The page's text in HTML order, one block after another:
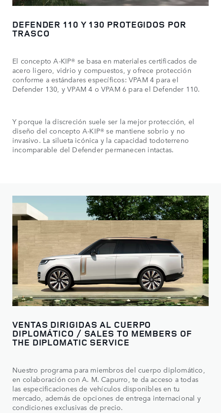
DEFENDER 110 Y 130 PROTEGIDOS POR
TRASCO
El concepto A-KIP® se basa en materiales certificados de
acero ligero, vidrio y compuestos, y ofrece protección
conforme a estándares específicos: VPAM 4 para el
Defender 130, y VPAM 4 o VPAM 6 para el Defender 110.
Y porque la discreción suele ser la mejor protección, el
diseño del concepto A-KIP® se mantiene sobrio y no
invasivo. La silueta icónica y la capacidad todoterreno
incomparable del Defender permanecen intactas.
VENTAS DIRIGIDAS AL CUERPO
DIPLOMÁTICO / SALES TO MEMBERS OF
THE DIPLOMATIC SERVICE
Nuestro programa para miembros del cuerpo diplomático,
en colaboración con A. M. Capurro, te da acceso a todas
las especificaciones de vehículos disponibles en tu
mercado, además de opciones de entrega internacional y
condiciones exclusivas de precio.